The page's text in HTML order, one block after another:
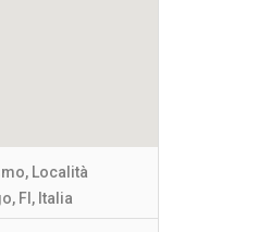
Località
FI, Italia